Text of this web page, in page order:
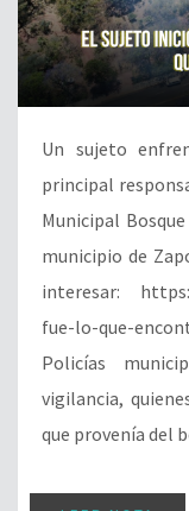
Un sujeto
principal
Municipal
municipio de
interesar:
fue-lo-que-
Policías
vigilancia,
que provenía del